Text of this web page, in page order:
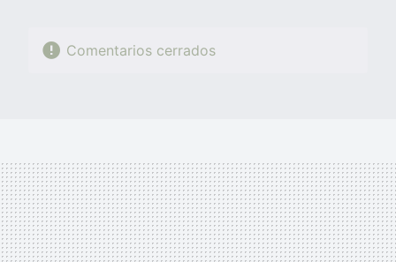
Comentarios cerrados